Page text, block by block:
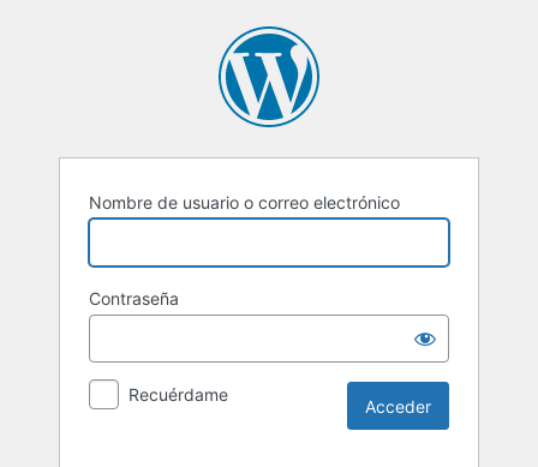
Nombre de usuario o correo electrónico
Contraseña
Recuérdame